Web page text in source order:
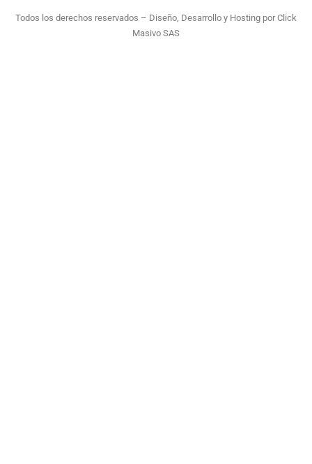
Todos los derechos reservados – Diseño, Desarrollo y Hosting porClick
Masivo SAS